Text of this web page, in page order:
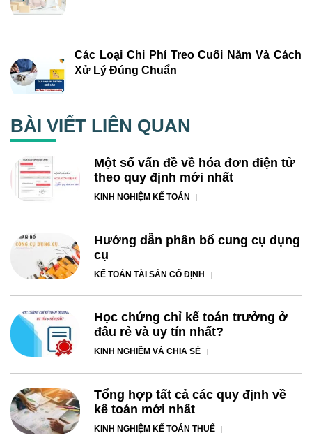
Các Loại Chi Phí Treo Cuối Năm Và Cách
Xử Lý Đúng Chuẩn
BÀI VIẾT LIÊN QUAN
Một số vấn đề về hóa đơn điện tử
theo quy định mới nhất
KINH NGHIỆM KẾ TOÁN
Hướng dẫn phân bổ cung cụ dụng
cụ
KẾ TOÁN TÀI SẢN CỐ ĐỊNH
Học chứng chỉ kế toán trưởng ở
đâu rẻ và uy tín nhất?
KINH NGHIỆM VÀ CHIA SẺ
Tổng hợp tất cả các quy định về
kế toán mới nhất
KINH NGHIỆM KẾ TOÁN THUẾ